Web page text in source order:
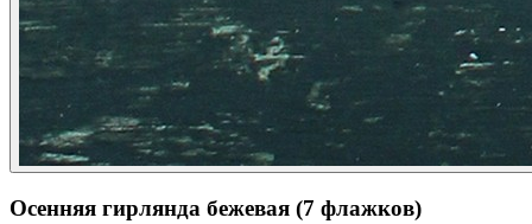
Осенняя гирлянда бежевая (7 флажков)